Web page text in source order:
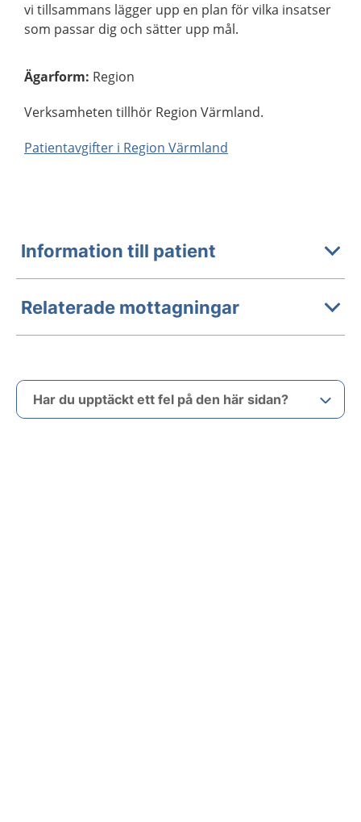
vi tillsammans lägger upp en plan för vilka insatser
som passar dig och sätter upp mål.
Ägarform: Region
Verksamheten tillhör Region Värmland.
Patientavgifter i Region Värmland
Information till patient
Relaterade mottagningar
Har du upptäckt ett fel på den här sidan?